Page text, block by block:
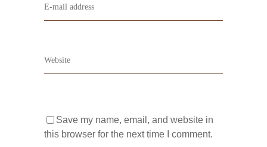
Save my name, email, and website in
this browser for the next time I comment.